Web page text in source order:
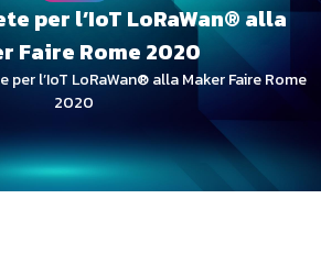
per l’IoT LoRaWan® alla
Faire Rome 2020
per l’IoT LoRaWan® alla Maker Faire Rome
2020